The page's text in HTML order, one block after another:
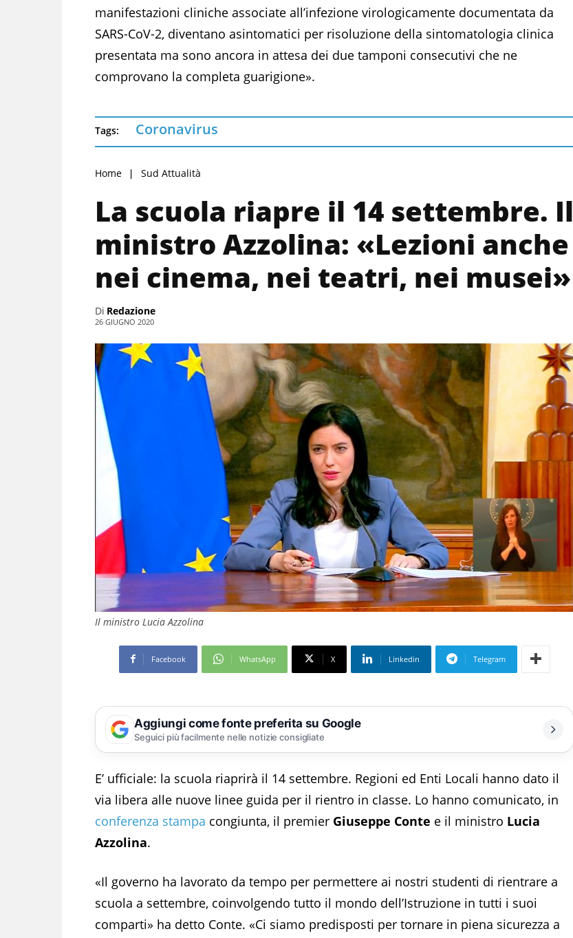
manifestazioni cliniche associate all’infezione virologicamente documentata da
SARS-CoV-2, diventano asintomatici per risoluzione della sintomatologia clinica
presentata ma sono ancora in attesa dei due tamponi consecutivi che ne
comprovano la completa guarigione».
Tags: Coronavirus
Home Sud Attualità
La scuola riapre il 14 settembre. Il
ministro Azzolina: «Lezioni anche
nei cinema, nei teatri, nei musei»
Di Redazione
26 GIUGNO 2020
Il ministro Lucia Azzolina
Facebook WhatsApp X Linkedin Telegram
Aggiungi come fonte preferita su Google
Seguici più facilmente nelle notizie consigliate
E’ ufficiale: la scuola riaprirà il 14 settembre. Regioni ed Enti Locali hanno dato il
via libera alle nuove linee guida per il rientro in classe. Lo hanno comunicato, in
conferenza stampa congiunta, il premier Giuseppe Conte e il ministro Lucia
Azzolina.
«Il governo ha lavorato da tempo per permettere ai nostri studenti di rientrare a
scuola a settembre, coinvolgendo tutto il mondo dell’Istruzione in tutti i suoi
comparti» ha detto Conte. «Ci siamo predisposti per tornare in piena sicurezza a